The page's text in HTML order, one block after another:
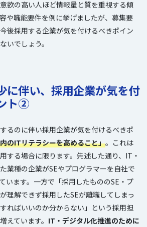
欲の高い人ほど情報量と質を重視する傾
や職能要件を例に挙げましたが、募集要
後採用する企業が気を付けるべきポイン
いでしょう。
に伴い、採用企業が気を付
ト②
るのに伴い採用企業が気を付けるべきポ
のITリテラシーを高めること」。これは
する場合に限ります。先述した通り、IT・
業種の企業がSEやプログラマーを自社で
います。一方で「採用したもののSE・プ
理解できず採用したSEが離職してしまっ
ればいいのか分からない」という採用担
えています。 IT・デジタル化推進のために